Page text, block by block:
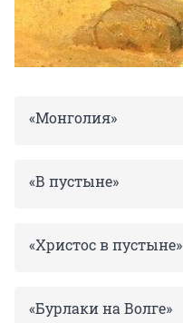
«Монголия»
«В пустыне»
«Христос в пустыне»
«Бурлаки на Волге»